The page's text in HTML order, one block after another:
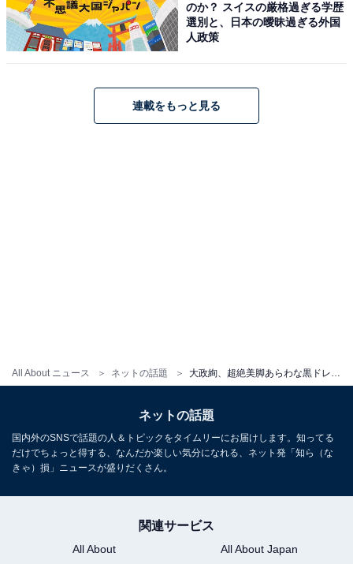
All About ニュース ネットの話題
のか？ スイスの厳格過ぎる学歴
選別と、日本の曖昧過ぎる外国
人政策
連載をもっと見る
ネットの話題
国内外のSNSで話題の人＆トピックをタイムリーにお届けします。知ってる
だけでちょっと得する、なんだか楽しい気分になれる、ネット発「知ら（な
きゃ）損」ニュースが盛りだくさん。
関連サービス
All About
All About Japan